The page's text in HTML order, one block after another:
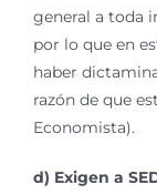
general a toda
por lo que en
haber
razón de que
Economista).
d) Exigen a